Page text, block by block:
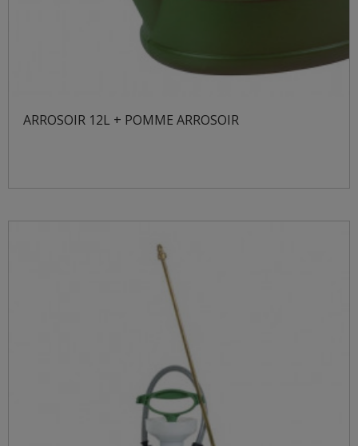
ARROSOIR 12L + POMME ARROSOIR